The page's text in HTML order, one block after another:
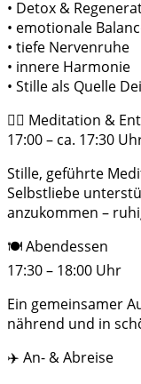
• Detox &
• emotionale
• tiefe Nervenruhe
• innere Harmonie
• Stille als Quelle
🧘‍♂️ Meditation &
17:00 – ca. 17:30
Stille, geführte
Selbstliebe
anzukommen –
🍽 Abendessen
17:30 – 18:00 Uhr
Ein gemeinsamer
nährend und in
✈️ An- & Abreise